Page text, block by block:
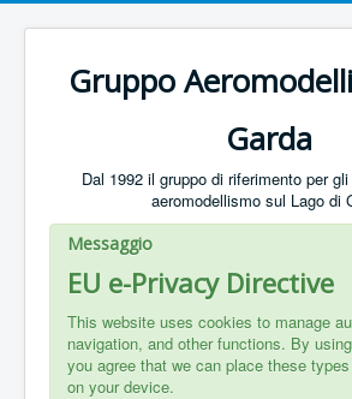
Gruppo
Garda
Dal 1992 il gruppo di riferimento per
aeromodellismo sul Lago di
Messaggio
EU e-Privacy Directive
This website uses cookies to manage
navigation, and other functions. By
you agree that we can place these
on your device.